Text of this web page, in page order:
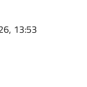
13:53